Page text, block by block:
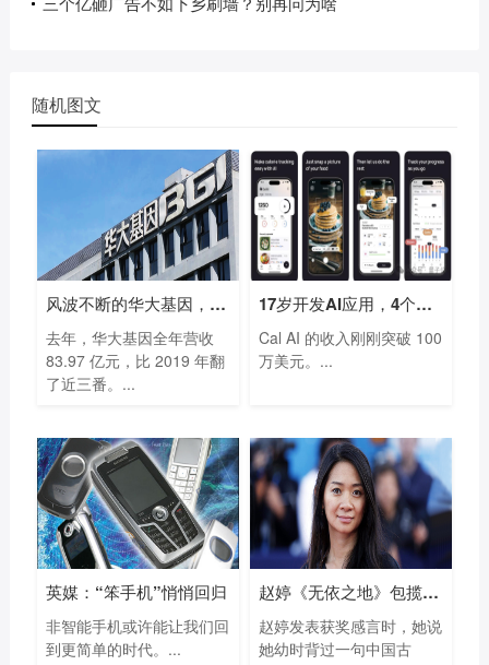
随机图文
风波不断的华大基因，凭什么一年多赚
去年，华大基因全年营收
83.97 亿元，比 2019 年翻
了近三番。...
17岁开发AI应用，4个月入账700万，开学第
Cal AI 的收入刚刚突破 100
万美元。...
英媒：“笨手机”悄悄回归
非智能手机或许能让我们回
到更简单的时代。...
赵婷《无依之地》包揽93届奥斯卡最佳导
赵婷发表获奖感言时，她说
她幼时背过一句中国古